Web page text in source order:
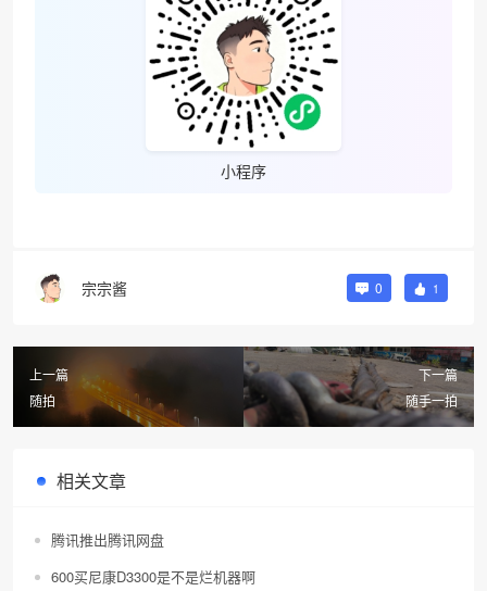
小程序
宗宗酱 0 1
上一篇
随拍
下一篇
随手一拍
相关文章
腾讯推出腾讯网盘
600买尼康D3300是不是烂机器啊